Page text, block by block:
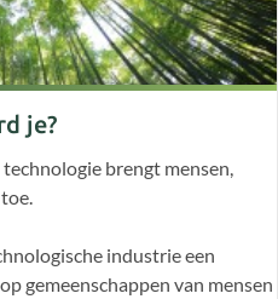
je?
brengt mensen,
industrie een
gemeenschappen van mensen